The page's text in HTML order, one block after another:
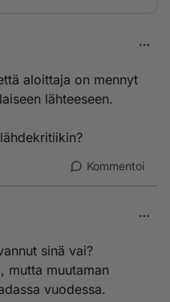
aloittaja on mennyt
lähteeseen.
Kommentoi
sinä vai?
mutta muutaman
vuodessa.